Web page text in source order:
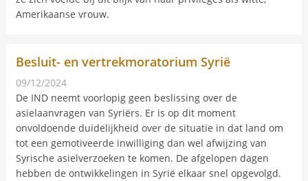
Amerikaanse vrouw.
Besluit- en vertrekmoratorium Syrië
09/12/2024
Nieuwsbericht
De IND neemt voorlopig geen beslissing over de
asielaanvragen van Syriërs. Er is op dit moment
onvoldoende duidelijkheid over de situatie in dat land om
tot een gemotiveerde inwilliging dan wel afwijzing van
Syrische asielverzoeken te komen. De afgelopen dagen
hebben de ontwikkelingen in Syrië elkaar snel opgevolgd.